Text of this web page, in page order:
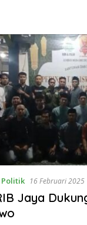
Politik 16 Februari 2025
Jaya